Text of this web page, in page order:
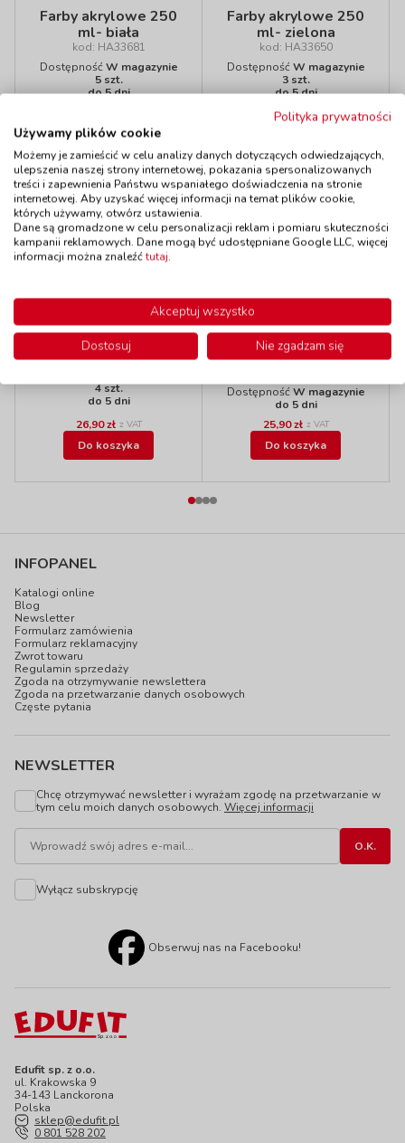
Farby akrylowe 250
ml- biała
kod: HA33681
DostępnośćW magazynie
5 szt.
do 5 dni
Do koszyka
Farby akrylowe 250
ml- zielona
kod: HA33650
DostępnośćW magazynie
3 szt.
do 5 dni
26,90 zł z VAT
Polecamy
Farby akrylowe 250
ml- czarna
kod: HA33699
4 szt.
do 5 dni
26,90 zł z VAT
Do koszyka
Farba wodna
AquaTint -
ciemnozielona
DostępnośćW magazynie
do 5 dni
25,90 zł z VAT
Do koszyka
Edufit sp. z o.o.
ul. Krakowska 9
34-143 Lanckorona
Polska
sklep@edufit.pl
0 801 528 202
INFOPANEL
Katalogi online
Blog
Newsletter
Formularz zamówienia
Formularz reklamacyjny
Zwrot towaru
Regulamin sprzedaży
Zgoda na otrzymywanie newslettera
Zgoda na przetwarzanie danych osobowych
Częste pytania
NEWSLETTER
Chcę otrzymywać newsletter i wyrażam zgodę na przetwarzanie w
tym celu moich danych osobowych. Więcej informacji
Wyłącz subskrypcję
Obserwuj nas na Facebooku!
Polityka prywatności
Używamy plików cookie
Możemy je zamieścić w celu analizy danych dotyczących odwiedzających,
ulepszenia naszej strony internetowej, pokazania spersonalizowanych
treści i zapewnienia Państwu wspaniałego doświadczenia na stronie
internetowej. Aby uzyskać więcej informacji na temat plików cookie,
których używamy, otwórz ustawienia.
Dane są gromadzone w celu personalizacji reklam i pomiaru skuteczności
kampanii reklamowych. Dane mogą być udostępniane Google LLC, więcej
informacji można znaleźćtutaj.
Akceptuj wszystko
Dostosuj
Nie zgadzam się